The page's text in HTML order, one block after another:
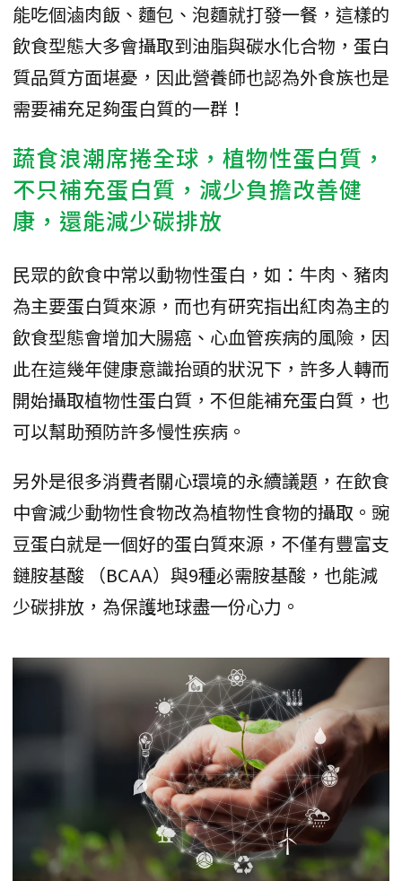
能吃個滷肉飯、麵包、泡麵就打發一餐，這樣的
飲食型態大多會攝取到油脂與碳水化合物，蛋白
質品質方面堪憂，因此營養師也認為外食族也是
需要補充足夠蛋白質的一群！
蔬食浪潮席捲全球，植物性蛋白質，
不只補充蛋白質，減少負擔改善健
康，還能減少碳排放
民眾的飲食中常以動物性蛋白，如：牛肉、豬肉
為主要蛋白質來源，而也有研究指出紅肉為主的
飲食型態會增加大腸癌、心血管疾病的風險，因
此在這幾年健康意識抬頭的狀況下，許多人轉而
開始攝取植物性蛋白質，不但能補充蛋白質，也
可以幫助預防許多慢性疾病。
另外是很多消費者關心環境的永續議題，在飲食
中會減少動物性食物改為植物性食物的攝取。豌
豆蛋白就是一個好的蛋白質來源，不僅有豐富支
鏈胺基酸 （BCAA）與9種必需胺基酸，也能減
少碳排放，為保護地球盡一份心力。